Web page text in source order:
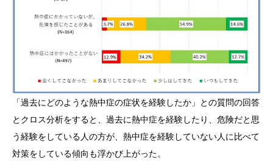
「過去にどのような熱中症の症状を経験したか」との質問の回答
とクロス分析をすると、過去に熱中症を経験したり、危険だと思
う経験をしている人の方が、熱中症を経験していない人に比べて
対策をしている傾向も浮かび上がった。